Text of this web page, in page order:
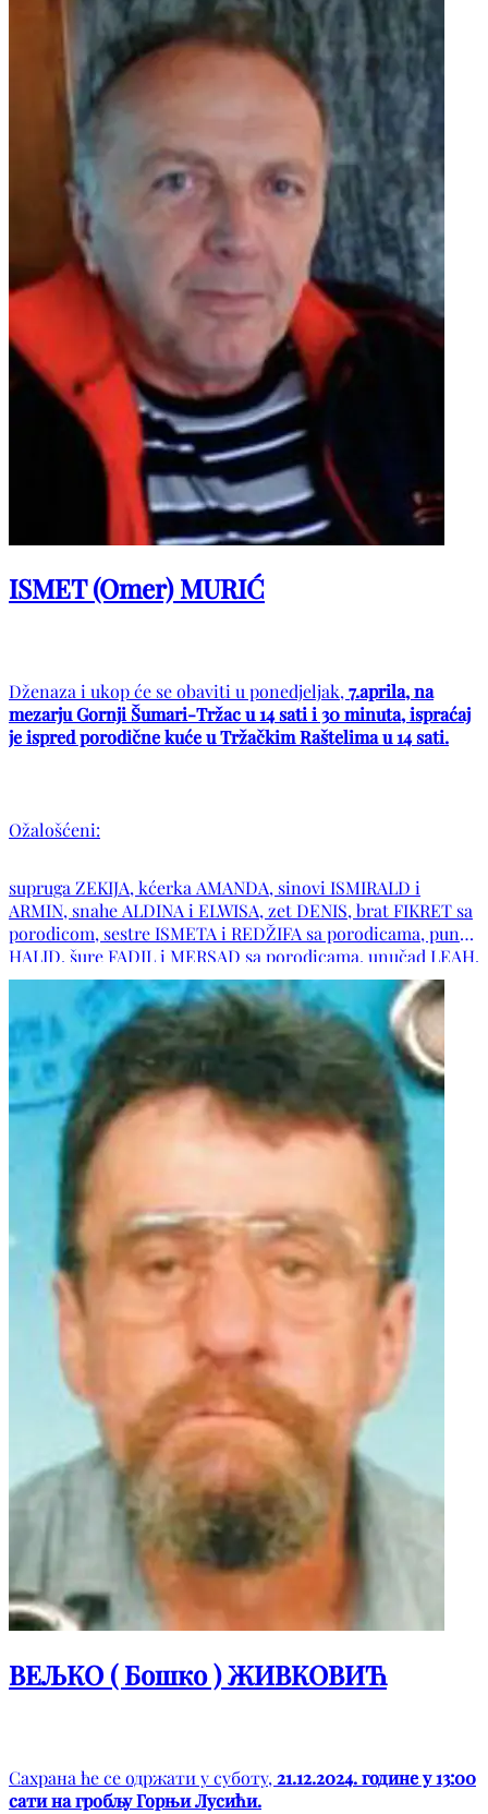
ISMET (Omer) MURIĆ
Dženaza i ukop će se obaviti u ponedjeljak,7.aprila, na
mezarju Gornji Šumari-Tržac u 14 sati i 30 minuta, ispraćaj
je ispred porodične kuće u Tržačkim Raštelima u 14 sati.
Ožalošćeni:
supruga ZEKIJA, kćerka AMANDA, sinovi ISMIRALD i
ARMIN, snahe ALDINA i ELWISA, zet DENIS, brat FIKRET sa
porodicom, sestre ISMETA i REDŽIFA sa porodicama, punac
HALID, šure FADIL i MERSAD sa porodicama, unučad LEAH,
AYLIN, SOFIA, AMAR, EYLA i EMILIO, komšija REŠID sa
porodicom, porodice MURIĆ, ALIČAJIĆ, SAMARDŽIĆ,
HADŽIĆ, DŽINIĆ, ŠUMAR, RUŽNIĆ, TRIČIĆ, DURAKOVIĆ,
BEČIĆ te ostala mnogobrojna rodbina, prijatelji i komšije
ВЕЉКО ( Бошко ) ЖИВКОВИЋ
Сахрана ће се одржати у суботу, 21.12.2024. године у 13:00
сати на гробљу Горњи Лусићи.